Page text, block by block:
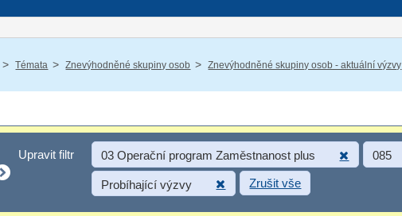
/ Témata / Znevýhodněné skupiny osob / Znevýhodněné skupiny osob - aktuální výzvy
Upravit filtr
Upravit filtr 03 Operační program Zaměstnanost plus 085
Probíhající výzvy Zrušit vše